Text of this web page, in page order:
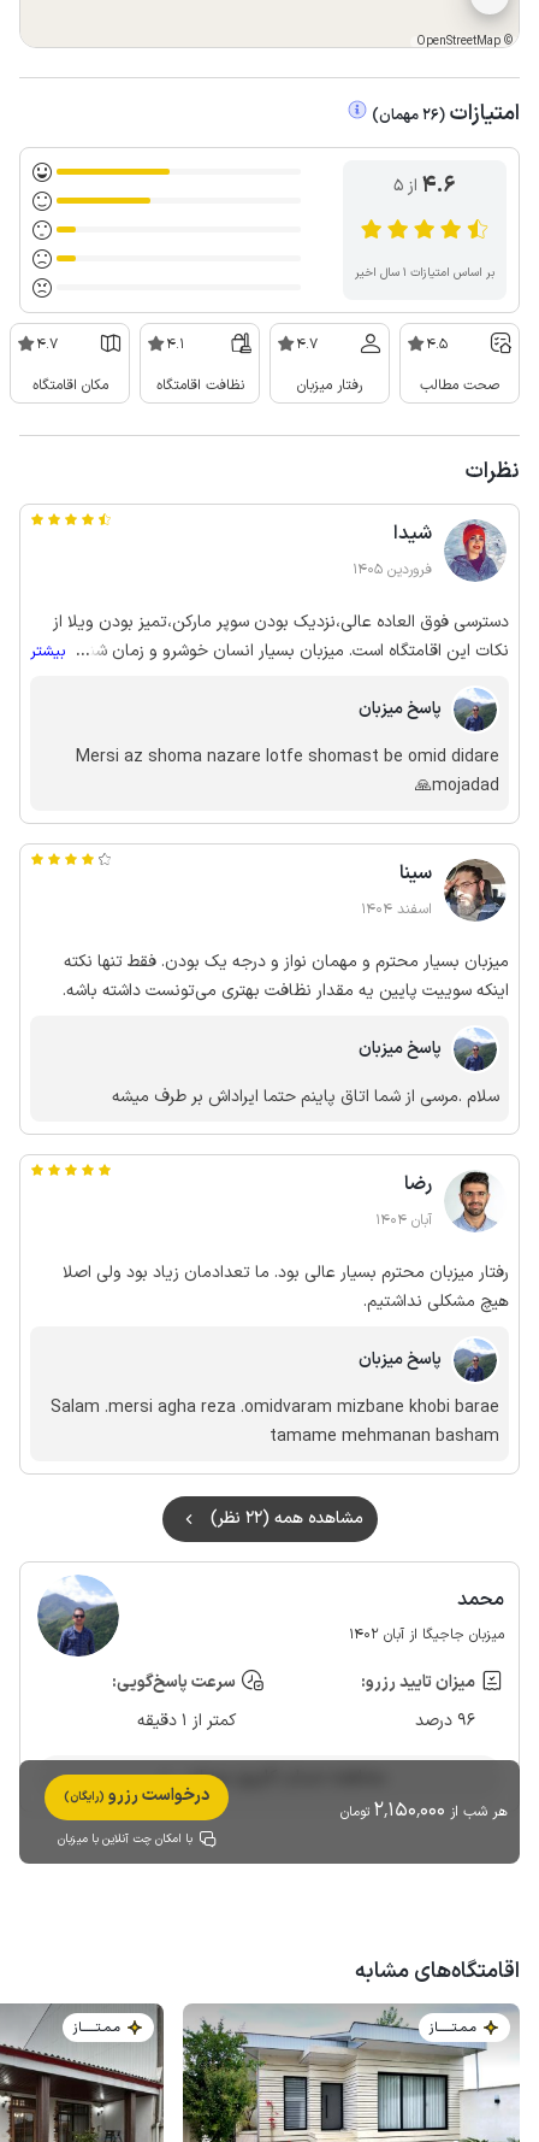
©
OpenStreetMap
امتیازات (
26مهمان)
4.6 از ۵
بر اساس امتیازات ۱ سال اخیر
4.5
صحت مطالب
4.7
رفتار میزبان
4.1
نظافت اقامتگاه
4.7
مکان اقامتگاه
نظرات
شیدا
فروردین 1405
دسترسی فوق العاده عالی،نزدیک بودن سوپر مارکن،تمیز بودن ویلا از
نکات این اقامتگاه است. میزبان بسیار انسان خوشرو و زمان شناسی
... بیشتر
پاسخ میزبان
Mersi az shoma nazare lotfe shomast be omid didare
mojadad🙏
سینا
اسفند 1404
میزبان بسیار محترم و مهمان نواز و درجه یک بودن. فقط تنها نکته
اینکه سوییت پایین یه مقدار نظافت بهتری می‌تونست داشته باشه.
پاسخ میزبان
سلام .مرسی از شما اتاق پاینم حتما ایراداش بر طرف میشه
رضا
آبان 1404
رفتار میزبان محترم بسیار عالی بود. ما تعدادمان زیاد بود ولی اصلا
هیچ مشکلی نداشتیم.
پاسخ میزبان
Salam .mersi agha reza .omidvaram mizbane khobi barae
tamame mehmanan basham
مشاهده همه (22 نظر)
محمد
میزبان جاجیگا از آبان 1402
میزان تایید رزرو:
96 درصد
سرعت پاسخ‌گویی:
کمتر از 1 دقیقه
مشاهده حساب کاربری میزبان
هر شب از 2٬150٬000 تومان
درخواست رزرو (رایگان)
با امکان چت آنلاین با میزبان
اقامتگاه‌های مشابه
مـمـتــــــاز مـمـتــــــاز